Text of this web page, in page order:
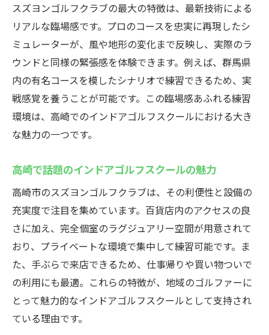
初心者歓迎の手ぶらインドアゴルフスクー
ル入門
インドアゴルフスクールで身軽に楽しむ練
習体験
荷物不要のインドアゴルフスクール活用術
初心者歓迎！高崎市のインドアゴルフ施設
インドアゴルフスクールで初心者も安心デ
初めての方へインドアゴルフスクールの流
れを紹介
初心者向けインドアゴルフスクールのサポ
ート体制
基礎から学べるインドアゴルフスクールの
利点
インドアゴルフスクールで着実にステップ
アップ
初心者も上達できるインドアゴルフスクー
スズヨンゴルフクラブの最大の特徴は、最新技術による
リアルな臨場感です。プロのコースを忠実に再現したシ
ミュレーターが、風や地形の変化まで反映し、実際のラ
ウンドと同様の緊張感を体験できます。例えば、群馬県
内の有名コースを模したシナリオで練習できるため、実
戦感覚を養うことが可能です。この臨場感あふれる練習
環境は、高崎でのインドアゴルフスクールにおける大き
な魅力の一つです。
高崎で話題のインドアゴルフスクールの魅力
高崎市のスズヨンゴルフクラブは、その利便性と設備の
充実度で注目を集めています。百貨店内のアクセスの良
さに加え、完全個室のラグジュアリー空間が用意されて
おり、プライベートな環境で集中して練習可能です。ま
た、手ぶらで来店できるため、仕事帰りや買い物ついで
の利用にも最適。これらの特徴が、地域のゴルファーに
とって魅力的なインドアゴルフスクールとして支持され
ている理由です。